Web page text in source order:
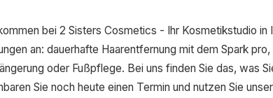
bei 2 Sisters Cosmetics - ​Ihr Kosmetikstudio in
an: dauerhafte Haarentfernung mit dem Spark
oder Fußpflege. Bei uns finden Sie das, was
Sie noch heute einen Termin und nutzen Sie